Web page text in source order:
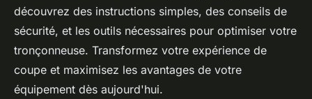
découvrez des instructions simples, des conseils de
sécurité, et les outils nécessaires pour optimiser votre
tronçonneuse. Transformez votre expérience de
coupe et maximisez les avantages de votre
équipement dès aujourd'hui.